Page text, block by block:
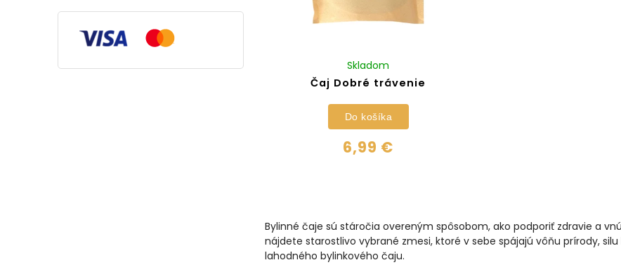
Čaj Dobré trávenie
Skladom
6,99 €
Do košíka
Bylinné čaje sú stáročia overeným spôsobom, ako podporiť zdravie a
nájdete starostlivo vybrané zmesi, ktoré v sebe spájajú vôňu prírody,
lahodného bylinkového čaju.